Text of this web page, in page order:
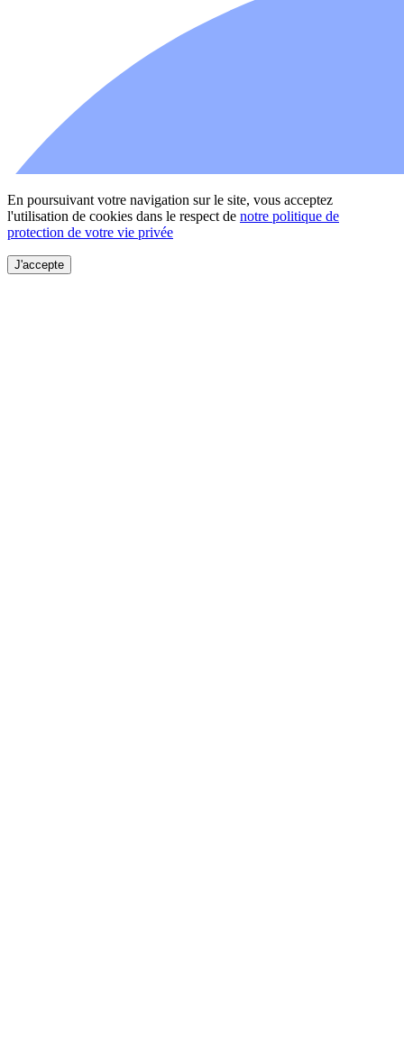
En poursuivant votre navigation sur le site, vous acceptez
l'utilisation de cookies dans le respect de notre politique de
protection de votre vie privée
J'accepte